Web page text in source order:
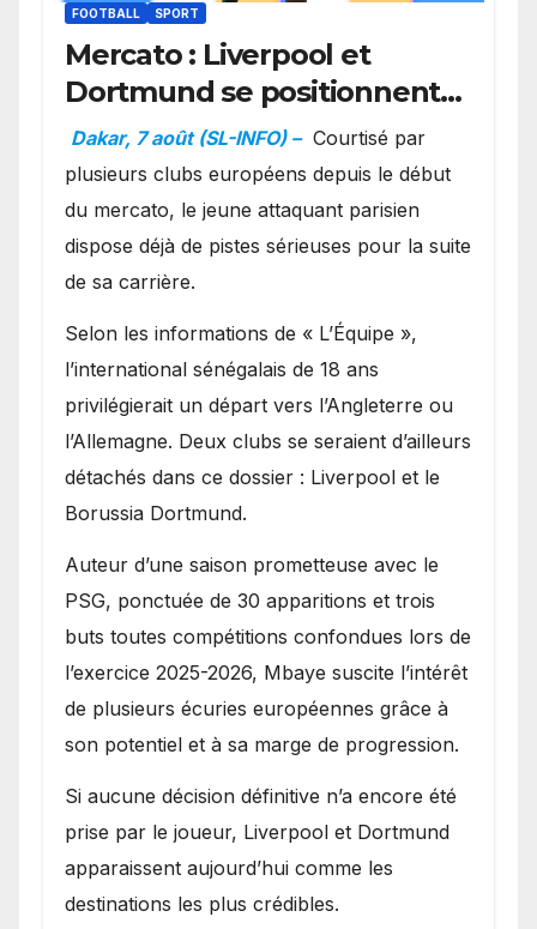
FOOTBALL SPORT
Mercato : Liverpool et
Dortmund se positionnent
en favoris pour recruter
Ibrahim Mbaye
Dakar, 7 août (SL-INFO) – Courtisé par
plusieurs clubs européens depuis le début
du mercato, le jeune attaquant parisien
dispose déjà de pistes sérieuses pour la suite
de sa carrière.
Selon les informations de « L’Équipe »,
l’international sénégalais de 18 ans
privilégierait un départ vers l’Angleterre ou
l’Allemagne. Deux clubs se seraient d’ailleurs
détachés dans ce dossier : Liverpool et le
Borussia Dortmund.
Auteur d’une saison prometteuse avec le
PSG, ponctuée de 30 apparitions et trois
buts toutes compétitions confondues lors de
l’exercice 2025-2026, Mbaye suscite l’intérêt
de plusieurs écuries européennes grâce à
son potentiel et à sa marge de progression.
Si aucune décision définitive n’a encore été
prise par le joueur, Liverpool et Dortmund
apparaissent aujourd’hui comme les
destinations les plus crédibles.